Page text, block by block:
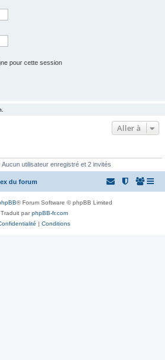
pour cette session
Aller à
utilisateur enregistré et 2 invités
du forum
® Forum Software © phpBB Limited
Traduit parphpBB-fr.com
| Conditions